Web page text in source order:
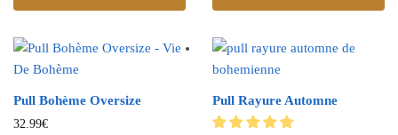
Pull Bohème Oversize
32.99€
Pull Rayure Automne